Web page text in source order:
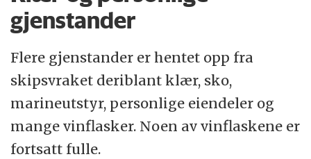
gjenstander
Flere gjenstander er hentet opp fra
skipsvraket deriblant klær, sko,
marineutstyr, personlige eiendeler og
mange vinflasker. Noen av vinflaskene er
fortsatt fulle.